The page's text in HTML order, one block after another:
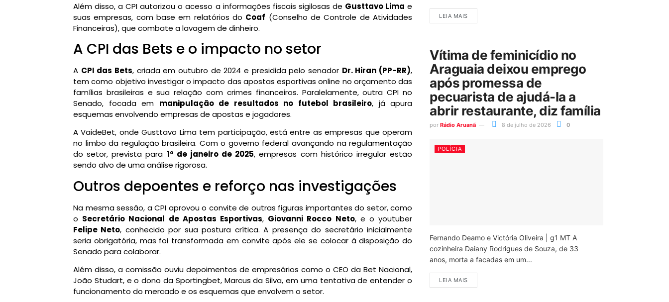
Além disso, a CPI autorizou o acesso a informações fiscais sigilosas de Gusttavo Lima e
suas empresas, com base em relatórios do Coaf (Conselho de Controle de Atividades
Financeiras), que combate a lavagem de dinheiro.
A CPI das Bets e o impacto no setor
A CPI das Bets, criada em outubro de 2024 e presidida pelo senador Dr. Hiran (PP-RR),
tem como objetivo investigar o impacto das apostas esportivas online no orçamento das
famílias brasileiras e sua relação com crimes financeiros. Paralelamente, outra CPI no
Senado, focada em manipulação de resultados no futebol brasileiro, já apura
esquemas envolvendo empresas de apostas e jogadores.
A VaideBet, onde Gusttavo Lima tem participação, está entre as empresas que operam
no limbo da regulação brasileira. Com o governo federal avançando na regulamentação
do setor, prevista para 1º de janeiro de 2025, empresas com histórico irregular estão
sendo alvo de uma análise rigorosa.
Outros depoentes e reforço nas investigações
Na mesma sessão, a CPI aprovou o convite de outras figuras importantes do setor, como
o Secretário Nacional de Apostas Esportivas, Giovanni Rocco Neto, e o youtuber
Felipe Neto, conhecido por sua postura crítica. A presença do secretário inicialmente
seria obrigatória, mas foi transformada em convite após ele se colocar à disposição do
Senado para colaborar.
Além disso, a comissão ouviu depoimentos de empresários como o CEO da Bet Nacional,
João Studart, e o dono da Sportingbet, Marcus da Silva, em uma tentativa de entender o
funcionamento do mercado e os esquemas que envolvem o setor.
LEIA MAIS
Vítima de feminicídio no
Araguaia deixou emprego
após promessa de
pecuarista de ajudá-la a
abrir restaurante, diz família
por Rádio Aruanã 8 de julho de 2026 0
POLÍCIA
Fernando Deamo e Victória Oliveira | g1 MT A
cozinheira Daiany Rodrigues de Souza, de 33
anos, morta a facadas em um...
LEIA MAIS